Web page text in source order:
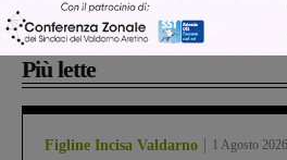
Più lette
Figline Incisa Valdarno 1 Agosto 2026